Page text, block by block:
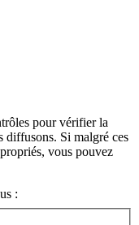
pour vérifier la
diffusons. Si malgré ces
vous pouvez
: